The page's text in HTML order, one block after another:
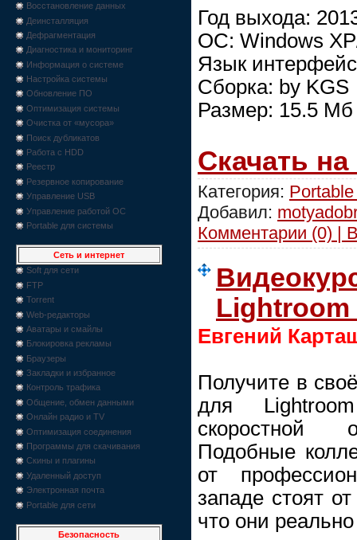
Восстановление данных
Деинсталляция
Дефрагментация
Диагностика и мониторинг
Информация о системе
Настройка системы
Обновление ПО
Оптимизация системы
Очистка от «мусора»
Поиск дубликатов
Работа с HDD
Реестр
Резервное копирование
Управление USB
Управление работой ОС
Portable для системы
Сеть и интернет
Soft для сети
FTP
Torrent
Web-редакторы
Аватары и смайлы
Блокировка рекламы
Браузеры
Закладки и избранное
Контроль трафика
Общение, обмен данными
Онлайн радио и TV
Оптимизация соединения
Программы для скачивания
Скины и плагины
Удаленный доступ
Электронная почта
Portable для сети
Безопасность
Год выхода:
ОС: Windows
Язык
Cборка: by KGS
Размер: 15.5 Mб
Скачать
Категория:
Добавил:
Комментарии (0) |
Lightroom
Евгений
Получите в
для
скоростной
Подобные
от
западе стоят
что они